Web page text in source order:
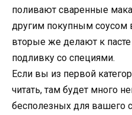
поливают сваренные
другим покупным соусом
вторые же делают к
подливку со специями.
Если вы из первой
читать, там будет много
бесполезных для вашего